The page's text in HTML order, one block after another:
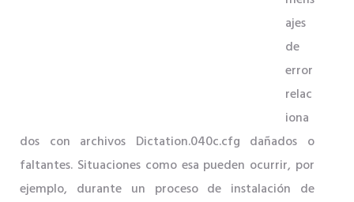
ajes
de
error
relac
iona
dos con archivos Dictation.040c.cfg dañados o
faltantes. Situaciones como esa pueden ocurrir, por
ejemplo, durante un proceso de instalación de